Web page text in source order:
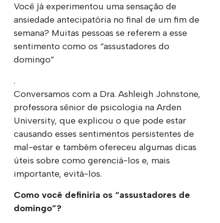
Você já experimentou uma sensação de
ansiedade antecipatória no final de um fim de
semana? Muitas pessoas se referem a esse
sentimento como os “assustadores do
domingo”
.
Conversamos com a Dra. Ashleigh Johnstone,
professora sênior de psicologia na Arden
University, que explicou o que pode estar
causando esses sentimentos persistentes de
mal-estar e também ofereceu algumas dicas
úteis sobre como gerenciá-los e, mais
importante, evitá-los.
Como você definiria os “assustadores de
domingo”?